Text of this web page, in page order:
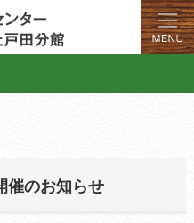
ご案内しています。
の総合案内サイト
催のお知らせ